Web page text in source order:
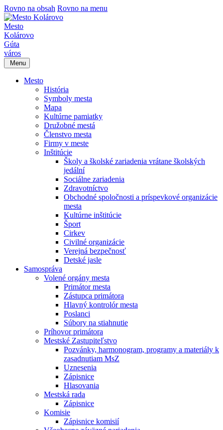
Rovno na obsah Rovno na menu
Mesto
Kolárovo
Gúta
város
Menu
Mesto
História
Symboly mesta
Mapa
Kultúrne pamiatky
Družobné mestá
Členstvo mesta
Firmy v meste
Inštitúcie
Školy a školské zariadenia vrátane školských
jedální
Sociálne zariadenia
Zdravotníctvo
Obchodné spoločnosti a príspevkové organizácie
mesta
Kultúrne inštitúcie
Šport
Cirkev
Civilné organizácie
Verejná bezpečnosť
Detské jasle
Samospráva
Volené orgány mesta
Primátor mesta
Zástupca primátora
Hlavný kontrolór mesta
Poslanci
Súbory na stiahnutie
Príhovor primátora
Mestské Zastupiteľstvo
Pozvánky, harmonogram, programy a materiály k
zasadnutiam MsZ
Uznesenia
Zápisnice
Hlasovania
Mestská rada
Zápisnice
Komisie
Zápisnice komisií